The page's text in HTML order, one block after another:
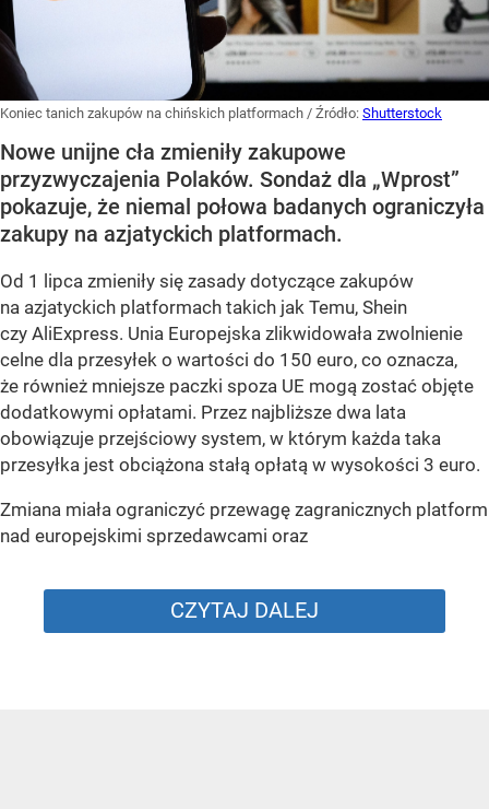
Koniec tanich zakupów na chińskich platformach / Źródło: Shutterstock
Nowe unijne cła zmieniły zakupowe
przyzwyczajenia Polaków. Sondaż dla „Wprost”
pokazuje, że niemal połowa badanych ograniczyła
zakupy na azjatyckich platformach.
Od 1 lipca zmieniły się zasady dotyczące zakupów
na azjatyckich platformach takich jak Temu, Shein
czy AliExpress. Unia Europejska zlikwidowała zwolnienie
celne dla przesyłek o wartości do 150 euro, co oznacza,
że również mniejsze paczki spoza UE mogą zostać objęte
dodatkowymi opłatami. Przez najbliższe dwa lata
obowiązuje przejściowy system, w którym każda taka
przesyłka jest obciążona stałą opłatą w wysokości 3 euro.
Zmiana miała ograniczyć przewagę zagranicznych platform
nad europejskimi sprzedawcami oraz
CZYTAJ DALEJ